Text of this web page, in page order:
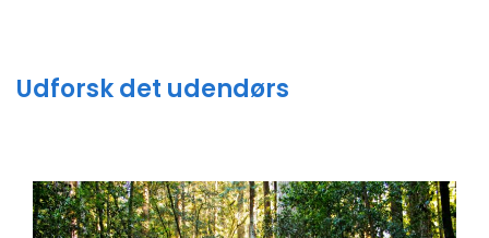
Udforsk det udendørs